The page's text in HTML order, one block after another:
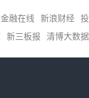
融在线 新浪财经
新三板报 清博大数据